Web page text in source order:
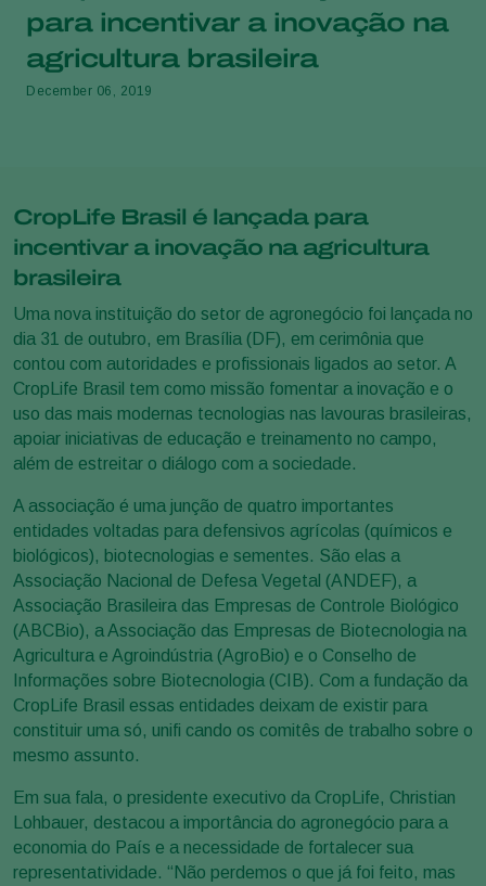
para incentivar a inovação na
agricultura brasileira
December 06, 2019
CropLife Brasil é lançada para
incentivar a inovação na agricultura
brasileira
Uma nova instituição do setor de agronegócio foi lançada no
dia 31 de outubro, em Brasília (DF), em cerimônia que
contou com autoridades e profissionais ligados ao setor. A
CropLife Brasil tem como missão fomentar a inovação e o
uso das mais modernas tecnologias nas lavouras brasileiras,
apoiar iniciativas de educação e treinamento no campo,
além de estreitar o diálogo com a sociedade.
A associação é uma junção de quatro importantes
entidades voltadas para defensivos agrícolas (químicos e
biológicos), biotecnologias e sementes. São elas a
Associação Nacional de Defesa Vegetal (ANDEF), a
Associação Brasileira das Empresas de Controle Biológico
(ABCBio), a Associação das Empresas de Biotecnologia na
Agricultura e Agroindústria (AgroBio) e o Conselho de
Informações sobre Biotecnologia (CIB). Com a fundação da
CropLife Brasil essas entidades deixam de existir para
constituir uma só, unifi cando os comitês de trabalho sobre o
mesmo assunto.
Em sua fala, o presidente executivo da CropLife, Christian
Lohbauer, destacou a importância do agronegócio para a
economia do País e a necessidade de fortalecer sua
representatividade. “Não perdemos o que já foi feito, mas